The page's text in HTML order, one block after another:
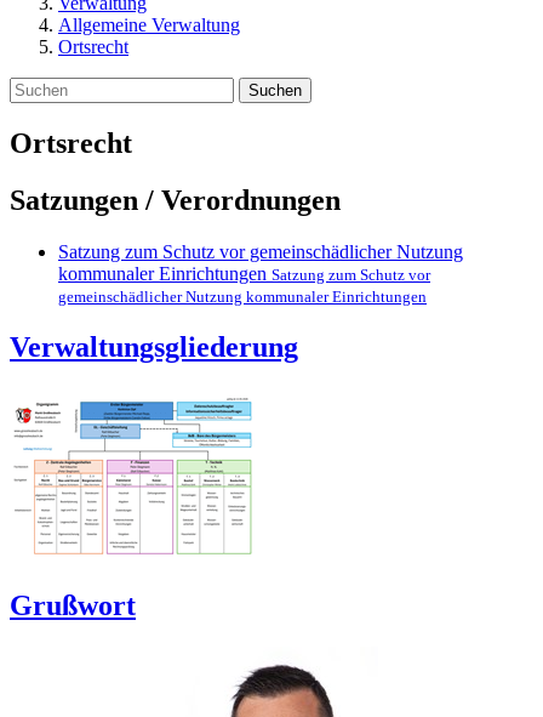
Allgemeine Verwaltung
Ortsrecht
Suchen
Ortsrecht
Satzungen / Verordnungen
Satzung zum Schutz vor gemeinschädlicher Nutzung
kommunaler Einrichtungen Satzung zum Schutz vor
gemeinschädlicher Nutzung kommunaler Einrichtungen
Verwaltungsgliederung
Grußwort